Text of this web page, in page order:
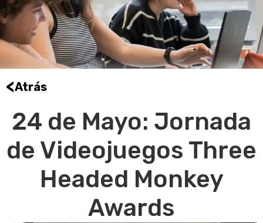
<Atrás
24 de Mayo: Jornada
de Videojuegos Three
Headed Monkey
Awards